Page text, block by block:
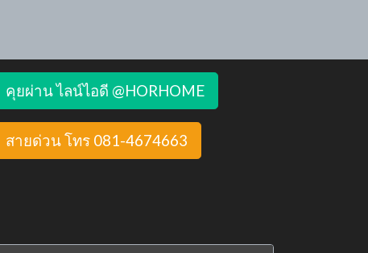
คุยผ่าน ไลน์ไอดี @HORHOME
สายด่วน โทร 081-4674663